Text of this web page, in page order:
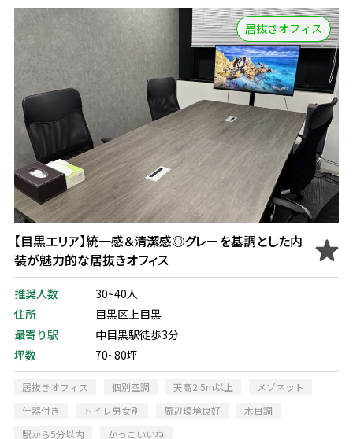
居抜きオフィス
【目黒エリア】統一感＆清潔感◎グレーを基調とした内
装が魅力的な居抜きオフィス
推奨人数
30~40人
住所
目黒区上目黒
最寄り駅
中目黒駅徒歩3分
坪数
70~80坪
居抜きオフィス 個別空調 天高2.5m以上
メゾネット
什器付き
トイレ男女別 周辺環境良好
木目調
駅から5分以内
かっこいいね